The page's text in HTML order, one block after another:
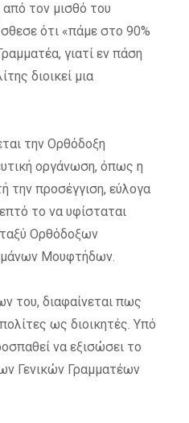
τον μισθό του
ότι «πάμε στο 90%
γιατί εν πάση
διοικεί μια
την Ορθόδοξη
οργάνωση, όπως η
την προσέγγιση, εύλογα
το να υφίσταται
Ορθόδοξων
Μουφτήδων.
του, διαφαίνεται πως
ως διοικητές. Υπό
να εξισώσει το
Γενικών Γραμματέων